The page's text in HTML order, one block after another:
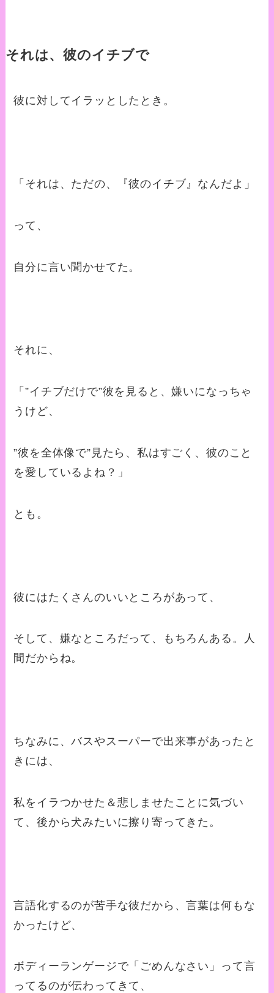
それは、彼のイチブで
彼に対してイラッとしたとき。
「それは、ただの、『彼のイチブ』なんだよ」
って、
自分に言い聞かせてた。
それに、
「”イチブだけで”彼を見ると、嫌いになっちゃ
うけど、
”彼を全体像で”見たら、私はすごく、彼のこと
を愛しているよね？」
とも。
彼にはたくさんのいいところがあって、
そして、嫌なところだって、もちろんある。人
間だからね。
ちなみに、バスやスーパーで出来事があったと
きには、
私をイラつかせた＆悲しませたことに気づい
て、後から犬みたいに擦り寄ってきた。
言語化するのが苦手な彼だから、言葉は何もな
かったけど、
ボディーランゲージで「ごめんなさい」って言
ってるのが伝わってきて、